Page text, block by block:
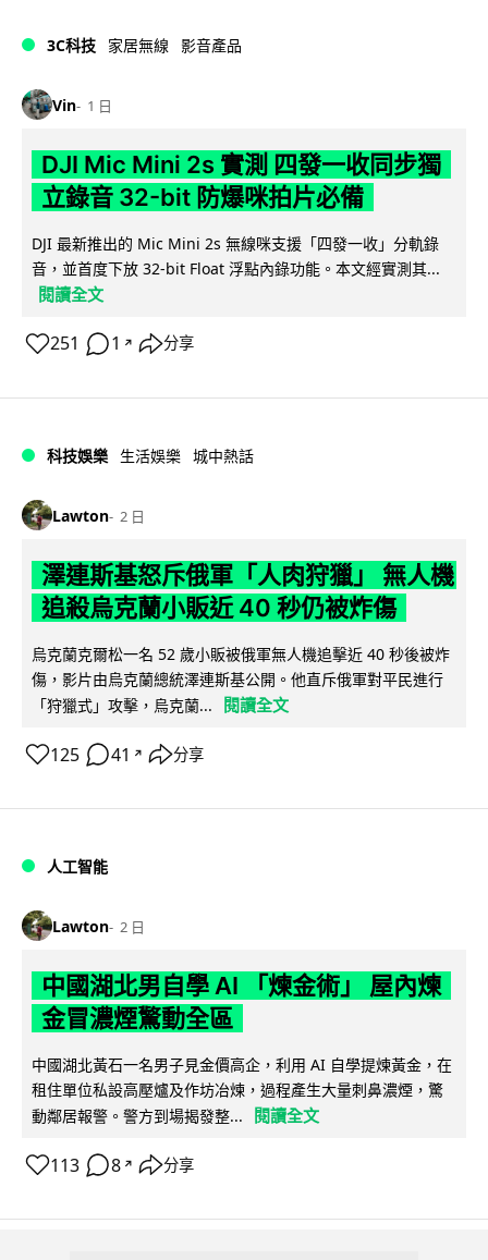
3C科技 家居無線 影音產品
Vin 1 日
DJI Mic Mini 2s 實測 四發一收同步獨
立錄音 32-bit 防爆咪拍片必備
DJI 最新推出的 Mic Mini 2s 無線咪支援「四發一收」分軌錄
音，並首度下放 32-bit Float 浮點內錄功能。本文經實測其...
閱讀全文
251 1 ↗ 分享
科技娛樂 生活娛樂 城中熱話
Lawton 2 日
澤連斯基怒斥俄軍「人肉狩獵」 無人機
追殺烏克蘭小販近 40 秒仍被炸傷
烏克蘭克爾松一名 52 歲小販被俄軍無人機追擊近 40 秒後被炸
傷，影片由烏克蘭總統澤連斯基公開。他直斥俄軍對平民進行
「狩獵式」攻擊，烏克蘭...
閱讀全文
125 41 ↗ 分享
人工智能
Lawton 2 日
中國湖北男自學 AI 「煉金術」 屋內煉
金冒濃煙驚動全區
中國湖北黃石一名男子見金價高企，利用 AI 自學提煉黃金，在
租住單位私設高壓爐及作坊冶煉，過程產生大量刺鼻濃煙，驚
動鄰居報警。警方到場揭發整...
閱讀全文
113 8 ↗ 分享